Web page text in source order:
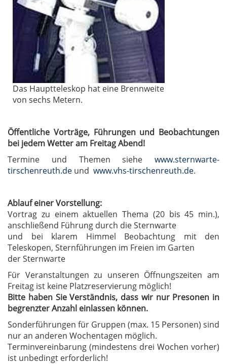
Das Hauptteleskop hat eine Brennweite
von sechs Metern.
Öffentliche Vorträge, Führungen und Beobachtungen
bei jedem Wetter am Freitag Abend!
Termine und Themen siehe www.sternwarte-
tirschenreuth.de und www.vhs-tirschenreuth.de.
Ablauf einer Vorstellung:
Vortrag zu einem aktuellen Thema (20 bis 45 min.),
anschließend Führung durch die Sternwarte
und bei klarem Himmel Beobachtung mit den
Teleskopen, Sternführungen im Freien im Garten
der Sternwarte
Für Veranstaltungen zu unseren Öffnungszeiten am
Freitag ist keine Platzreservierung möglich!
Bitte haben Sie Verständnis, dass wir nur Presonen in
begrenzter Anzahl einlassen können.
Sonderführungen für Gruppen (max. 15 Personen) sind
nur an anderen Wochentagen möglich.
Terminvereinbarung (mindestens drei Wochen vorher)
ist unbedingt erforderlich!